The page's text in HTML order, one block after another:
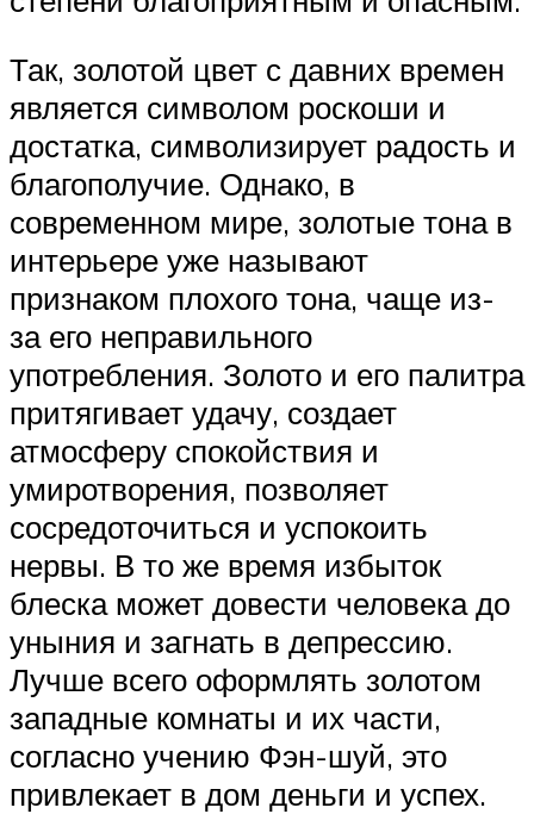
Так, золотой цвет с давних времен
является символом роскоши и
достатка, символизирует радость и
благополучие. Однако, в
современном мире, золотые тона в
интерьере уже называют
признаком плохого тона, чаще из-
за его неправильного
употребления. Золото и его палитра
притягивает удачу, создает
атмосферу спокойствия и
умиротворения, позволяет
сосредоточиться и успокоить
нервы. В то же время избыток
блеска может довести человека до
уныния и загнать в депрессию.
Лучше всего оформлять золотом
западные комнаты и их части,
согласно учению Фэн-шуй, это
привлекает в дом деньги и успех.